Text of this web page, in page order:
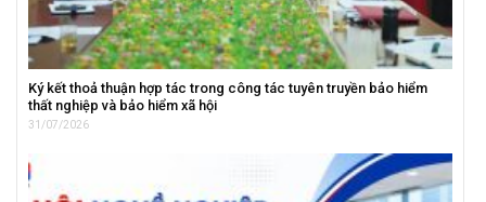
Ký kết thoả thuận hợp tác trong công tác tuyên truyền bảo hiểm
thất nghiệp và bảo hiểm xã hội
31/07/2026